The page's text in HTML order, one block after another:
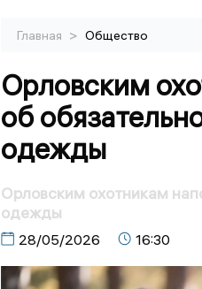
Главная > Общество
Орловским
об
одежды
Орловским охотникам
одежды
28/05/2026 16:30